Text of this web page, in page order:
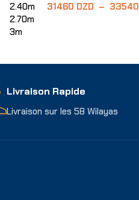
2.40m
2.70m
3m
31460 DZD – 33540
Livraison Rapide
Livraison sur les 58 Wilayas